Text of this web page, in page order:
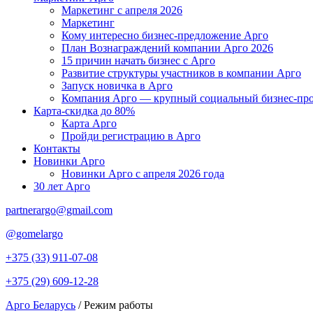
Маркетинг с апреля 2026
Маркетинг
Кому интересно бизнес-предложение Арго
План Вознаграждений компании Арго 2026
15 причин начать бизнес с Арго
Развитие структуры участников в компании Арго
Запуск новичка в Арго
Компания Арго — крупный социальный бизнес-
Карта-скидка до 80%
Карта Арго
Пройди регистрацию в Арго
Контакты
Новинки Арго
Новинки Арго с апреля 2026 года
30 лет Арго
partnerargo@gmail.com
@gomelargo
+375 (33) 911-07-08
+375 (29) 609-12-28
Арго Беларусь /Режим работы